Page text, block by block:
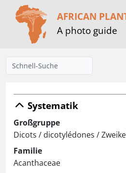
AFRICAN
A photo guide
Systematik
Großgruppe
Dicots / dicotylédones /
Familie
Acanthaceae